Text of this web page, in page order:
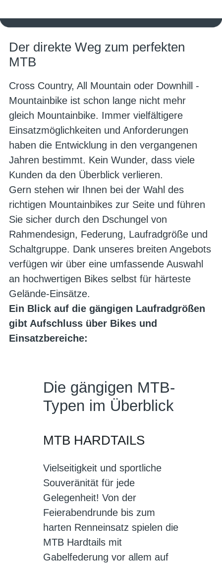
Der direkte Weg zum perfekten
MTB
Cross Country, All Mountain oder Downhill -
Mountainbike ist schon lange nicht mehr
gleich Mountainbike. Immer vielfältigere
Einsatzmöglichkeiten und Anforderungen
haben die Entwicklung in den vergangenen
Jahren bestimmt. Kein Wunder, dass viele
Kunden da den Überblick verlieren.
Gern stehen wir Ihnen bei der Wahl des
richtigen Mountainbikes zur Seite und führen
Sie sicher durch den Dschungel von
Rahmendesign, Federung, Laufradgröße und
Schaltgruppe. Dank unseres breiten Angebots
verfügen wir über eine umfassende Auswahl
an hochwertigen Bikes selbst für härteste
Gelände-Einsätze.
Ein Blick auf die gängigen Laufradgrößen
gibt Aufschluss über Bikes und
Einsatzbereiche:
Die gängigen MTB-
Typen im Überblick
MTB HARDTAILS
Vielseitigkeit und sportliche
Souveränität für jede
Gelegenheit! Von der
Feierabendrunde bis zum
harten Renneinsatz spielen die
MTB Hardtails mit
Gabelfederung vor allem auf